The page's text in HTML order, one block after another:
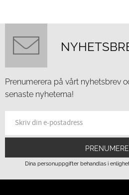
Prenumerera på vårt nyhetsbrev
senaste nyheterna!
Dina personuppgifter behandlas i